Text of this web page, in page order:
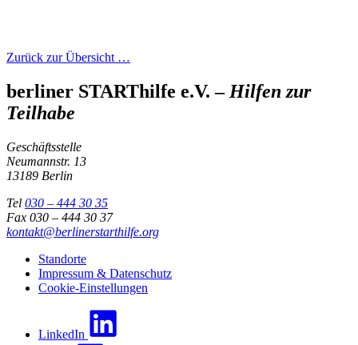
Zurück zur Übersicht …
berliner STARThilfe e.V. – Hilfen zur
Teilhabe
Geschäftsstelle
Neumannstr. 13
13189 Berlin
Tel 030 – 444 30 35
Fax 030 – 444 30 37
kontakt@berlinerstarthilfe.org
Standorte
Impressum & Datenschutz
Cookie-Einstellungen
LinkedIn